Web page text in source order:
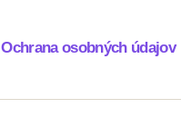
Ochrana osobných údajov